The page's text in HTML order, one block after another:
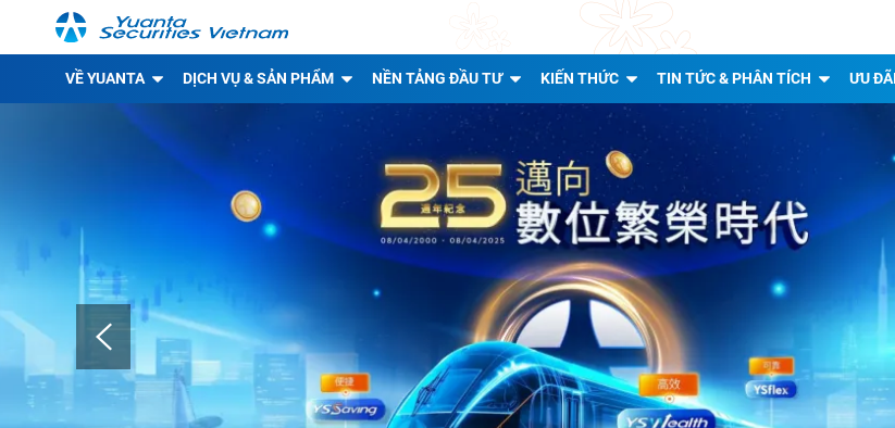
VỀ YUANTA DỊCH VỤ & SẢN PHẨM NỀN TẢNG ĐẦU TƯ KIẾN THỨC TIN TỨC & PHÂN TÍCH ƯU ĐÃI